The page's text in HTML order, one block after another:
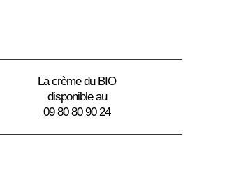
La crème du BIO
disponible au
09 80 80 90 24